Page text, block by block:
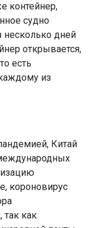
контейнер,
судно
несколько дней
открывается,
есть
из
Китай
короновирус
как